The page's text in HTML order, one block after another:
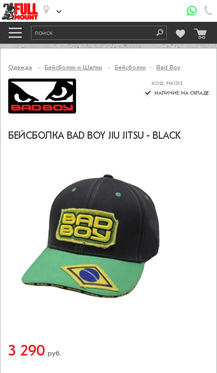
Одежда Бейсболки и Шапки Бейсболки Bad Boy
КОД: FM1213
НАЛИЧИЕ: НА СКЛАДЕ
БЕЙСБОЛКА BAD BOY JIU JITSU - BLACK
3 290 руб.